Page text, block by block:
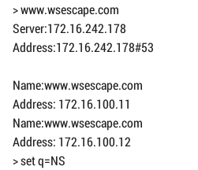
> www.wsescape.com
Server:172.16.242.178
Address:172.16.242.178#53
Name:www.wsescape.com
Address: 172.16.100.11
Name:www.wsescape.com
Address: 172.16.100.12
> set q=NS